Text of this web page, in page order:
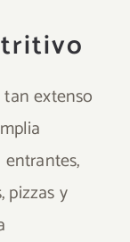
tan extenso
pizzas y